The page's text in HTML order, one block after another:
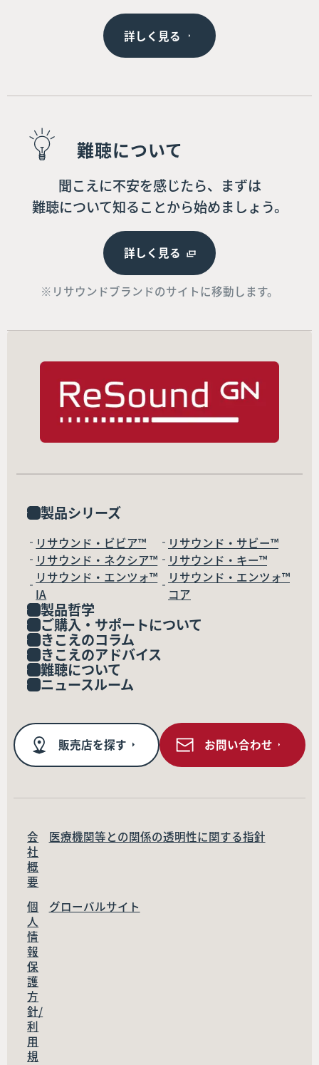
詳しく見る
難聴について
聞こえに不安を感じたら、まずは
難聴について知ることから始めましょう。
詳しく見る
※リサウンドブランドのサイトに移動します。
製品シリーズ
リサウンド・ビビア™
リサウンド・サビー™
リサウンド・ネクシア™
リサウンド・キー™
リサウンド・エンツォ™
IA
リサウンド・エンツォ™
コア
製品哲学
ご購入・サポートについて
きこえのコラム
きこえのアドバイス
難聴について
ニュースルーム
販売店を探す お問い合わせ
会
社
概
要
医療機関等との関係の透明性に関する指針
個
人
情
報
保
護
方
針/
利
用
規
グローバルサイト